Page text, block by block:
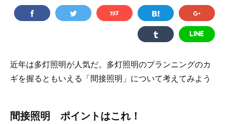
近年は多灯照明が人気だ。多灯照明のプランニングのカ
ギを握るともいえる「間接照明」について考えてみよう
間接照明 ポイントはこれ！